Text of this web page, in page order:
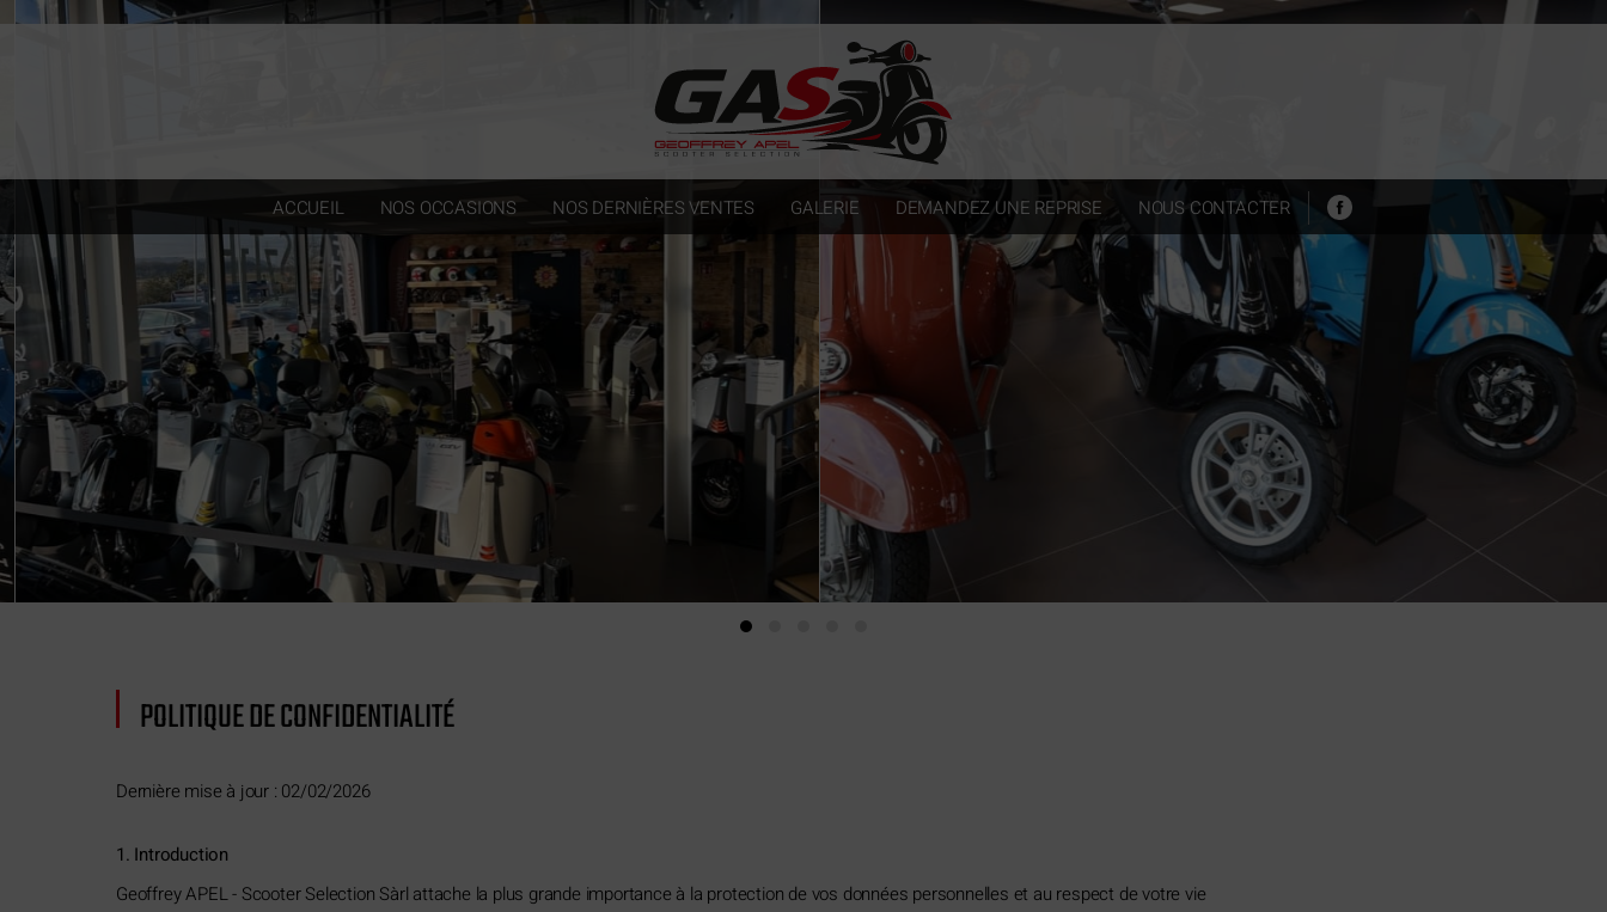
ACCUEIL NOS OCCASIONS NOS DERNIÈRES VENTES GALERIE DEMANDEZ UNE REPRISE NOUS CONTACTER
POLITIQUE DE CONFIDENTIALITÉ
Dernière mise à jour : 02/02/2026
1. Introduction
Geoffrey APEL - Scooter Selection Sàrl attache la plus grande importance à la protection de vos données personnelles et au respect de votre vie
Paramètres avancés des cookies